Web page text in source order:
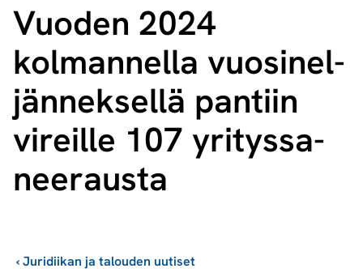
Vuoden 2024
kolmannella vuo­si­nel­
jän­nek­sel­lä pantiin
vireille 107 yri­tys­sa­
nee­raus­ta
Juridiikan ja talouden uutiset
›